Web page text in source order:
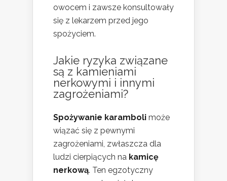
owocem i zawsze konsultowały
się z lekarzem przed jego
spożyciem.
Jakie ryzyka związane
są z kamieniami
nerkowymi i innymi
zagrożeniami?
Spożywanie karamboli może
wiązać się z pewnymi
zagrożeniami, zwłaszcza dla
ludzi cierpiących na kamicę
nerkową. Ten egzotyczny